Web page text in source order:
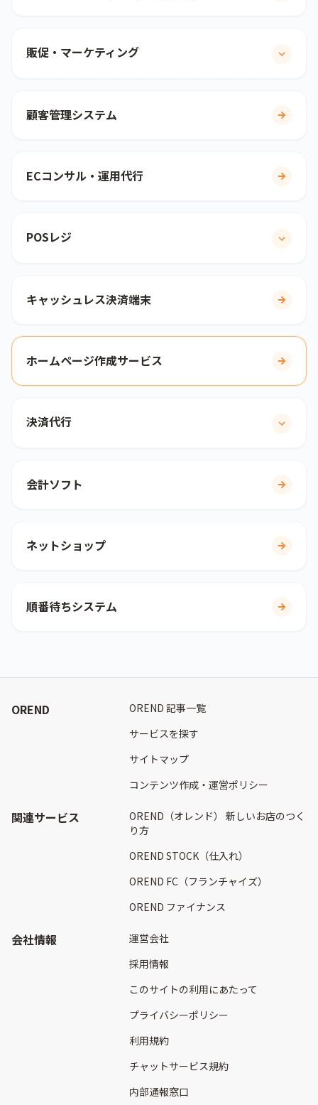
販促・マーケティング
顧客管理システム
ECコンサル・運用代行
POSレジ
キャッシュレス決済端末
ホームページ作成サービス
決済代行
会計ソフト
ネットショップ
順番待ちシステム
OREND
OREND 記事一覧
サービスを探す
サイトマップ
コンテンツ作成・運営ポリシー
関連サービス
OREND（オレンド） 新しいお店のつく
り方
OREND STOCK（仕入れ）
OREND FC（フランチャイズ）
OREND ファイナンス
会社情報
運営会社
採用情報
このサイトの利用にあたって
プライバシーポリシー
利用規約
チャットサービス規約
内部通報窓口